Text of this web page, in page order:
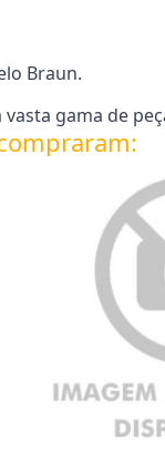
Braun.
gama de